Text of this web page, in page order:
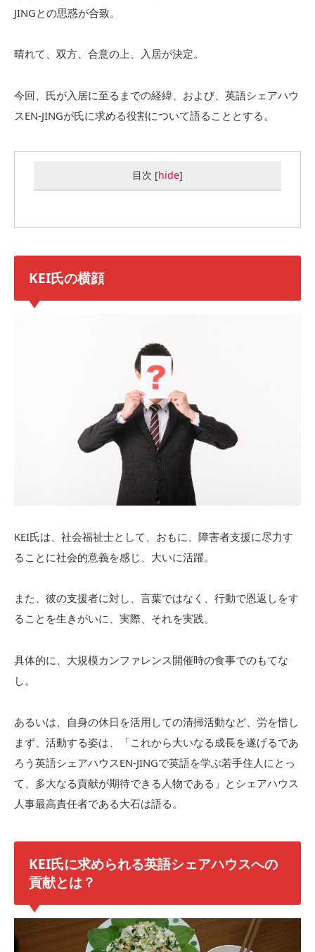
JINGとの思惑が合致。
晴れて、双方、合意の上、入居が決定。
今回、氏が入居に至るまでの経緯、および、英語シェアハウ
スEN-JINGが氏に求める役割について語ることとする。
目次 [hide]
KEI氏の横顔
KEI氏は、社会福祉士として、おもに、障害者支援に尽力す
ることに社会的意義を感じ、大いに活躍。
また、彼の支援者に対し、言葉ではなく、行動で恩返しをす
ることを生きがいに、実際、それを実践。
具体的に、大規模カンファレンス開催時の食事でのもてな
し。
あるいは、自身の休日を活用しての清掃活動など、労を惜し
まず、活動する姿は、「これから大いなる成長を遂げるであ
ろう英語シェアハウスEN-JINGで英語を学ぶ若手住人にとっ
て、多大なる貢献が期待できる人物である」とシェアハウス
人事最高責任者である大石は語る。
KEI氏に求められる英語シェアハウスへの
貢献とは？